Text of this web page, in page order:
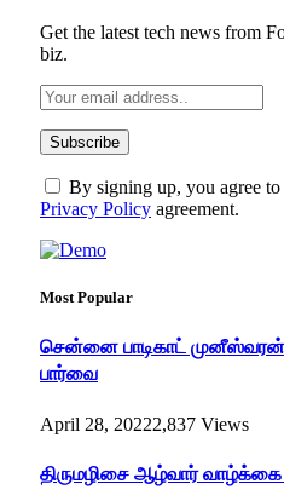
Get the latest tech news from
biz.
By signing up, you agree
Privacy Policy agreement.
Most Popular
சென்னை பாடிகாட் முனீஸ்வரன்
பார்வை
April 28, 20222,837 Views
திருமழிசை ஆழ்வார் வாழ்க்கை